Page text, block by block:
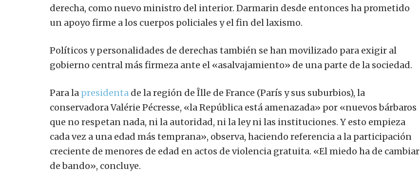
derecha, como nuevo ministro del interior. Darmarin desde entonces ha prometido
un apoyo firme a los cuerpos policiales y el fin del laxismo.
Políticos y personalidades de derechas también se han movilizado para exigir al
gobierno central más firmeza ante el «asalvajamiento» de una parte de la sociedad.
Para la presidenta de la región de Îlle de France (París y sus suburbios), la
conservadora Valérie Pécresse, «la República está amenazada» por «nuevos bárbaros
que no respetan nada, ni la autoridad, ni la ley ni las instituciones. Y esto empieza
cada vez a una edad más temprana», observa, haciendo referencia a la participación
creciente de menores de edad en actos de violencia gratuita. «El miedo ha de cambiar
de bando», concluye.